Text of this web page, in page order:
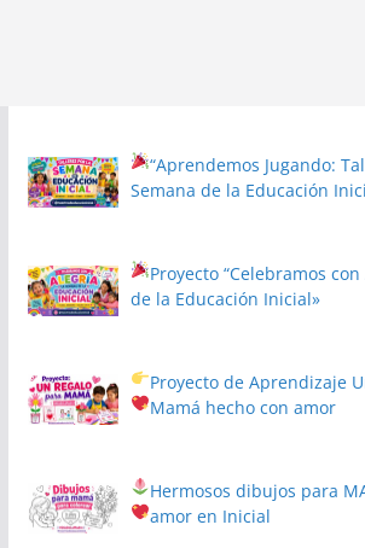
“Aprendemos Jugando:
Semana de la Educación
Proyecto“Celebramos
de la Educación Inicial»
Proyecto de Aprendizaje
Mamá hecho con amor
Hermosos dibujos para
amor en Inicial